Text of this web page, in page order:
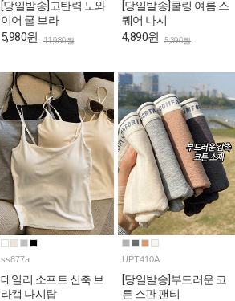
[당일발송]고탄력 노와
이어 쿨 브라
5,980원 11,980원
[당일발송]쿨링 여름 스
퀘어 나시
4,890원 5,390원
ss877a
데일리 소프트 신축 브
라캡 나시탑
UPT410A
[당일발송]부드러운 코
튼 스판 팬티